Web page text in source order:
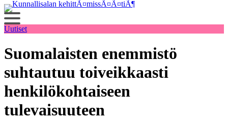
Siirry
sisältöön
Uutiset
Suomalaisten enemmistö
suhtautuu toiveikkaasti
henkilökohtaiseen
tulevaisuuteen